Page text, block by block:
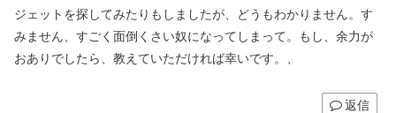
ジェットを探してみたりもしましたが、どうもわかりません。す
みません、すごく面倒くさい奴になってしまって。もし、余力が
おありでしたら、教えていただければ幸いです。、
返信